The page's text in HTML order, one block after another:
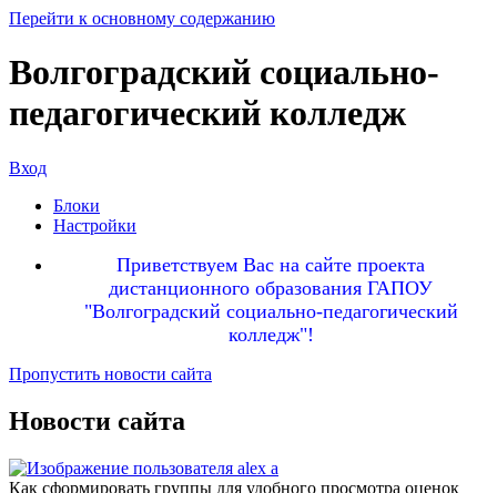
Перейти к основному содержанию
Волгоградский социально-
педагогический колледж
Вход
Блоки
Настройки
Приветствуем Вас на сайте проекта
дистанционного образования ГАПОУ
"Волгоградский социально-педагогический
колледж"!
Пропустить новости сайта
Новости сайта
Как сформировать группы для удобного просмотра оценок